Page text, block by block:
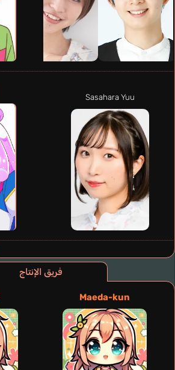
فريق الإنتاج
Maeda-kun
Sasahara Yuu
Takeuchi Shunsuke